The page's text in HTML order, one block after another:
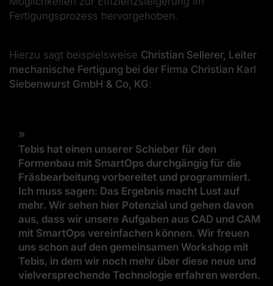
Fertigungsprozess hervorgehoben.
Hierzu sagt beispielsweise Christian Sellerer, Leiter
mechanische Fertigung bei der Firma Christian Karl
Siebenwurst GmbH & Co, KG:
Tebis hat einen unserer Schieber für den
Formenbau mit SmartOps durchgängig für die
Fräsbearbeitung vorbereitet und programmiert.
Ich muss sagen: Das Ergebnis macht Lust auf
mehr. Wir sehen hier Potenzial und gehen davon
aus, dass wir unsere Aufgaben aus CAD und CAM
mit SmartOps vereinfachen können. Wir freuen
uns schon auf den gemeinsamen Workshop mit
Tebis, in dem wir noch mehr über diese neue und
vielversprechende Technologie erfahren werden.